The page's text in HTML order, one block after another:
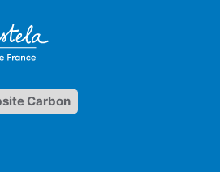
Carbon